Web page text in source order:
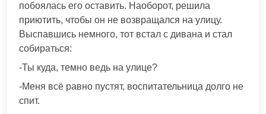
побоялась его оставить. Наоборот, решила
приютить, чтобы он не возвращался на улицу.
Выспавшись немного, тот встал с дивана и стал
собираться:
-Ты куда, темно ведь на улице?
-Меня всё равно пустят, воспитательница долго не
спит.